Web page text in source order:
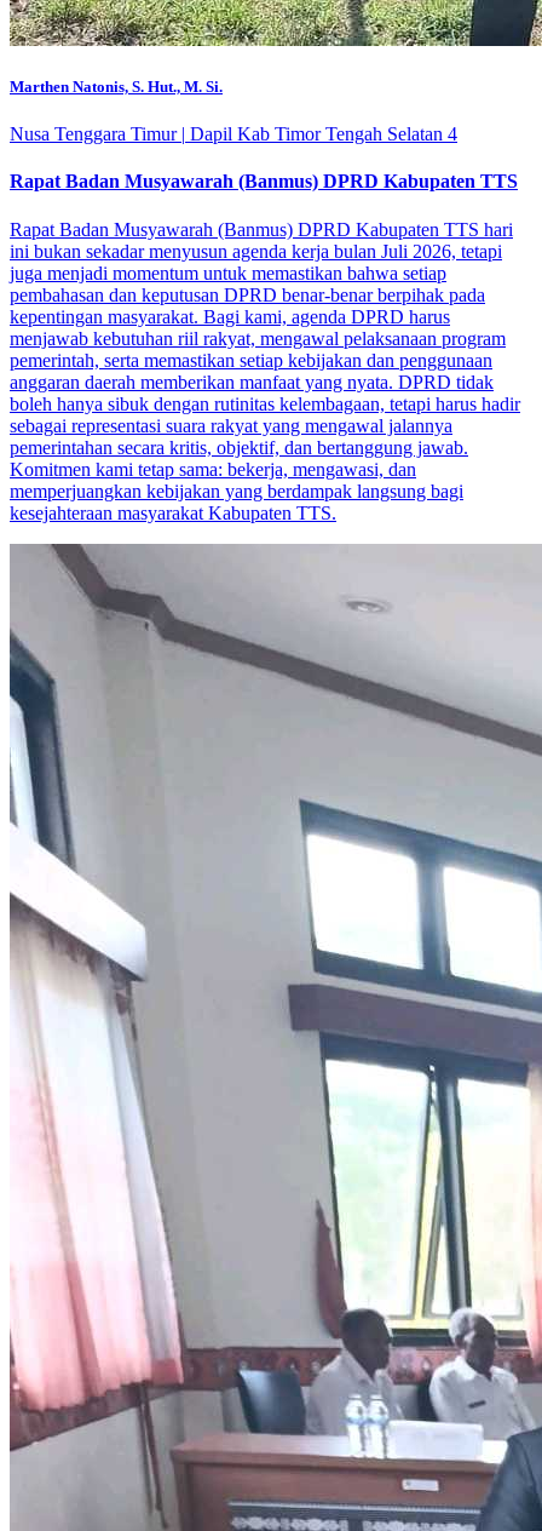
Marthen Natonis, S. Hut., M. Si.
Nusa Tenggara Timur | Dapil Kab Timor Tengah Selatan 4
Rapat Badan Musyawarah (Banmus) DPRD Kabupaten TTS
Rapat Badan Musyawarah (Banmus) DPRD Kabupaten TTS hari
ini bukan sekadar menyusun agenda kerja bulan Juli 2026, tetapi
juga menjadi momentum untuk memastikan bahwa setiap
pembahasan dan keputusan DPRD benar-benar berpihak pada
kepentingan masyarakat. Bagi kami, agenda DPRD harus
menjawab kebutuhan riil rakyat, mengawal pelaksanaan program
pemerintah, serta memastikan setiap kebijakan dan penggunaan
anggaran daerah memberikan manfaat yang nyata. DPRD tidak
boleh hanya sibuk dengan rutinitas kelembagaan, tetapi harus hadir
sebagai representasi suara rakyat yang mengawal jalannya
pemerintahan secara kritis, objektif, dan bertanggung jawab.
Komitmen kami tetap sama: bekerja, mengawasi, dan
memperjuangkan kebijakan yang berdampak langsung bagi
kesejahteraan masyarakat Kabupaten TTS.